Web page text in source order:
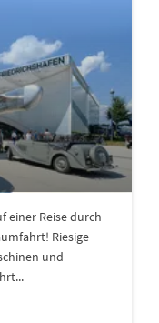
einer Reise durch
Riesige
und